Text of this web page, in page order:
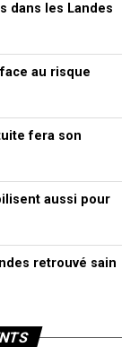
dans les Landes
au risque
fera son
aussi pour
retrouvé sain